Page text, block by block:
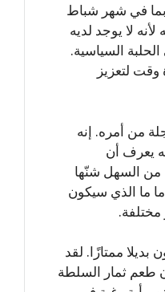
في شهر شباط
لا يوجد لديه
السياسية.
لتعزيز
من أمره. إنه
يعرف أن
من السهل شنّها
ما الذي سيكون
مختلفة.
ممتازًا. لقد
طعم ثمار السلطة